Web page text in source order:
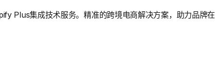
Plus集成技术服务。精准的跨境电商解决方案，助力品牌在